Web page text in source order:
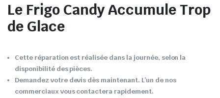
Le Frigo Candy Accumule Trop
de Glace
Cette réparation est réalisée dans la journée, selon la
disponibilité des pièces.
Demandez votre devis dès maintenant. L’un de nos
commerciaux vous contactera rapidement.